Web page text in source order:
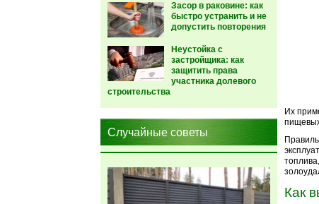
Засор в раковине: как
быстро устранить и не
допустить повторения
Неустойка с
застройщика: как
защитить права
участника долевого
строительства
Случайные советы
Их
Как